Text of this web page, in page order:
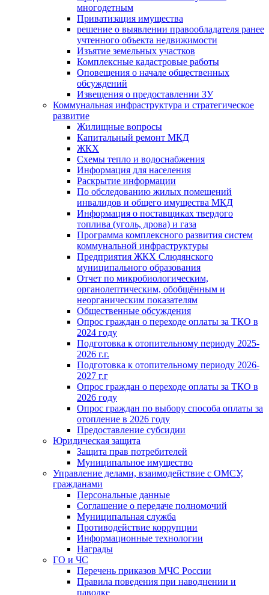
многодетным
Приватизация имущества
решение о выявлении правообладателя ранее
учтенного объекта недвижимости
Изъятие земельных участков
Комплексные кадастровые работы
Оповещения о начале общественных
обсуждений
Извещения о предоставлении ЗУ
Коммунальная инфраструктура и стратегическое
развитие
Жилищные вопросы
Капитальный ремонт МКД
ЖКХ
Схемы тепло и водоснабжения
Информация для населения
Раскрытие информации
По обследованию жилых помещений
инвалидов и общего имущества МКД
Информация о поставщиках твердого
топлива (уголь, дрова) и газа
Программа комплексного развития систем
коммунальной инфраструктуры
Предприятия ЖКХ Слюдянского
муниципального образования
Отчет по микробиологическим,
органолептическим, обобщённым и
неорганическим показателям
Общественные обсуждения
Опрос граждан о переходе оплаты за ТКО в
2024 году
Подготовка к отопительному периоду 2025-
2026 г.г.
Подготовка к отопительному периоду 2026-
2027 г.г
Опрос граждан о переходе оплаты за ТКО в
2026 году
Опрос граждан по выбору способа оплаты за
отопление в 2026 году
Предоставление субсидии
Юридическая защита
Защита прав потребителей
Муниципальное имущество
Управление делами, взаимодействие с ОМСУ,
гражданами
Персональные данные
Соглашение о передаче полномочий
Муниципальная служба
Противодействие коррупции
Информационные технологии
Награды
ГО и ЧС
Перечень приказов МЧС России
Правила поведения при наводнении и
паводке